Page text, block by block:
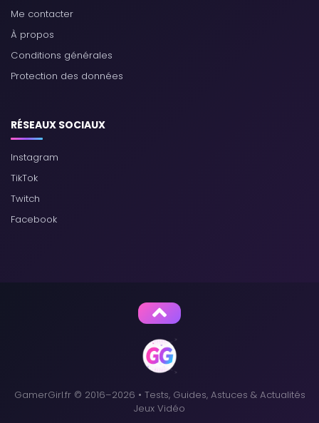
Me contacter
À propos
Conditions générales
Protection des données
RÉSEAUX SOCIAUX
Instagram
TikTok
Twitch
Facebook
GamerGirl.fr © 2016–2026 • Tests, Guides, Astuces & Actualités
Jeux Vidéo